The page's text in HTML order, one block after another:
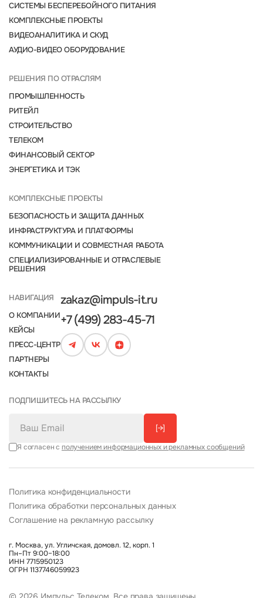
СИСТЕМЫ БЕСПЕРЕБОЙНОГО ПИТАНИЯ
КОМПЛЕКСНЫЕ ПРОЕКТЫ
ВИДЕОАНАЛИТИКА И СКУД
АУДИО-ВИДЕО ОБОРУДОВАНИЕ
РЕШЕНИЯ ПО ОТРАСЛЯМ
ПРОМЫШЛЕННОСТЬ
РИТЕЙЛ
СТРОИТЕЛЬСТВО
ТЕЛЕКОМ
ФИНАНСОВЫЙ СЕКТОР
ЭНЕРГЕТИКА И ТЭК
НАВИГАЦИЯ
О КОМПАНИИ
КЕЙСЫ
ПРЕСС-ЦЕНТР
ПАРТНЕРЫ
КОНТАКТЫ
zakaz@impuls-it.ru
+7 (499) 283-45-71
КОМПЛЕКСНЫЕ ПРОЕКТЫ
БЕЗОПАСНОСТЬ И ЗАЩИТА ДАННЫХ
ИНФРАСТРУКТУРА И ПЛАТФОРМЫ
КОММУНИКАЦИИ И СОВМЕСТНАЯ РАБОТА
СПЕЦИАЛИЗИРОВАННЫЕ И ОТРАСЛЕВЫЕ
РЕШЕНИЯ
ПОДПИШИТЕСЬ НА РАССЫЛКУ
[→]
Я согласен с получением информационных и рекламных сообщений
Политика конфиденциальности
Политика обработки персональных данных
Соглашение на рекламную рассылку
г. Москва, ул. Угличская, домовл. 12, корп. 1
Пн–Пт 9:00–18:00
ИНН 7715950123
ОГРН 1137746059923